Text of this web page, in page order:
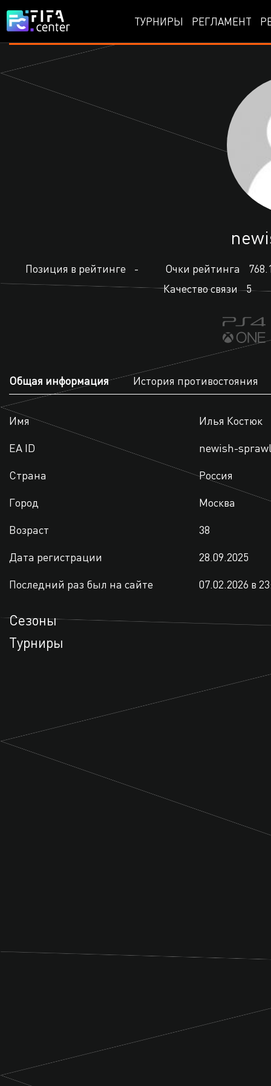
ТУРНИРЫ РЕГЛАМЕНТ
Позиция в рейтинге - Очки рейтинга
Качество связи
5
Общая информация История противостояния
Имя
Илья Костюк
EA ID
newish-
Страна
Россия
Город
Москва
Возраст
38
Дата регистрации
28.09.2025
Последний раз был на сайте
07.02.2026 в
Сезоны
Турниры